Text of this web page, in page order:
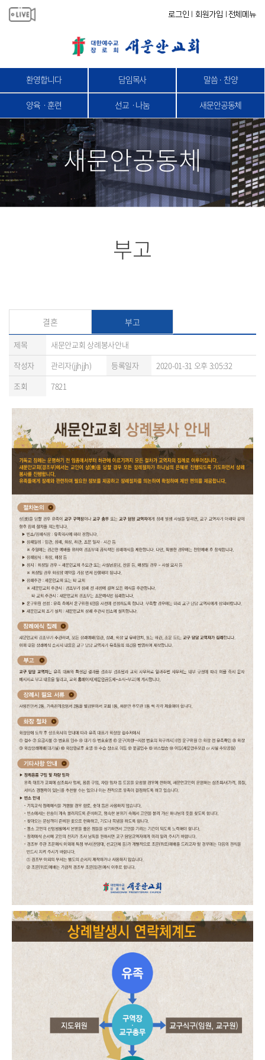
로그인 회원가입 전체메뉴
환영합니다 담임목사 말씀 · 찬양
양육ㆍ훈련 선교ㆍ나눔 새문안공동체
새문안공동체
부고
결혼 부고
제목
새문안교회 상례봉사안내
작성자
관리자(jjhjjh) 등록일자
2020-01-31 오후 3:05:32
조회
7821